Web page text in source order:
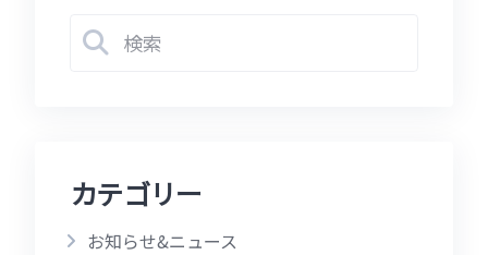
カテゴリー
お知らせ&ニュース